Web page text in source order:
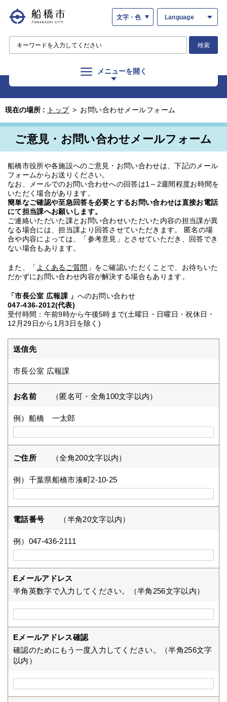
文字・色 Language
検索
メニューを開く
現在の場所 : トップ > お問い合わせメールフォーム
ご意見・お問い合わせメールフォーム
船橋市役所や各施設へのご意見・お問い合わせは、下記のメール
フォームからお送りください。
なお、メールでのお問い合わせへの回答は1～2週間程度お時間を
いただく場合があります。
簡単なご確認や至急回答を必要とするお問い合わせは直接お電話
にて担当課へお願いします。
ご連絡いただいた課とお問い合わせいただいた内容の担当課が異
なる場合には、担当課より回答させていただきます。 匿名の場
合や内容によっては、「参考意見」とさせていただき、回答でき
ない場合もあります。
また、「 よくあるご質問 」をご確認いただくことで、お待ちいた
だかずにお問い合わせ内容が解決する場合もあります。
「市長公室 広報課 」 へのお問い合わせ
047-436-2012(代表)
受付時間：午前9時から午後5時まで(土曜日・日曜日・祝休日・
12月29日から1月3日を除く)
送信先
市長公室 広報課
お名前 （匿名可・全角100文字以内）
例）船橋 一太郎
ご住所 （全角200文字以内）
例）千葉県船橋市湊町2-10-25
電話番号 （半角20文字以内）
例）047-436-2111
Eメールアドレス
半角英数字で入力してください。（半角256文字以内）
Eメールアドレス確認
確認のためにもう一度入力してください。（半角256文字
以内）